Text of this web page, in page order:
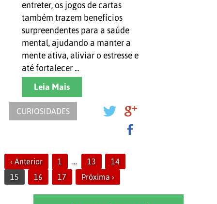
entreter, os jogos de cartas
também trazem benefícios
surpreendentes para a saúde
mental, ajudando a manter a
mente ativa, aliviar o estresse e
até fortalecer ...
Leia Mais
CURIOSIDADES
‹ Anterior 1 13
14
15
16 17 Próxima ›